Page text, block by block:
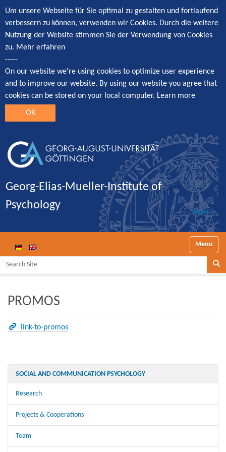
Um unsere Webseite für Sie optimal zu gestalten und fortlaufend
verbessern zu können, verwenden wir Cookies. Durch die weitere
Nutzung der Website stimmen Sie der Verwendung von Cookies
zu. Mehr erfahren
-----
On our website we're using cookies to optimize user experience
and to improve our website. By using our website you agree that
cookies can be stored on your local computer. Learn more
OK
Georg-Elias-Mueller-Institute of
Psychology
Log in
Toggle
Search Site
PROMOS
link-to-promos
SOCIAL AND COMMUNICATION PSYCHOLOGY
Research
Projects & Cooperations
Team